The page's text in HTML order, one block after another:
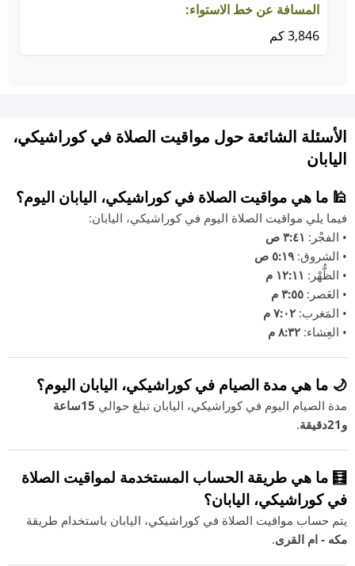
المسافة عن خط الاستواء:
3,846 كم
الأسئلة الشائعة حول مواقيت الصلاة في كوراشيكي،
اليابان
🕌 ما هي مواقيت الصلاة في كوراشيكي، اليابان اليوم؟
فيما يلي مواقيت الصلاة اليوم في كوراشيكي، اليابان:
• الفجْر: ٣:٤١ ص
• الشروق: ٥:١٩ ص
• الظُّهْر: ١٢:١١ م
• العَصر: ٣:٥٥ م
• المَغرب: ٧:٠٢ م
• العِشاء: ٨:٣٢ م
🌙 ما هي مدة الصيام في كوراشيكي، اليابان اليوم؟
مدة الصيام اليوم في كوراشيكي، اليابان تبلغ حوالي
15ساعة
و21دقيقة
.
🧮 ما هي طريقة الحساب المستخدمة لمواقيت الصلاة
في كوراشيكي، اليابان؟
يتم حساب مواقيت الصلاة في كوراشيكي، اليابان باستخدام طريقة
مكه - ام القرى.